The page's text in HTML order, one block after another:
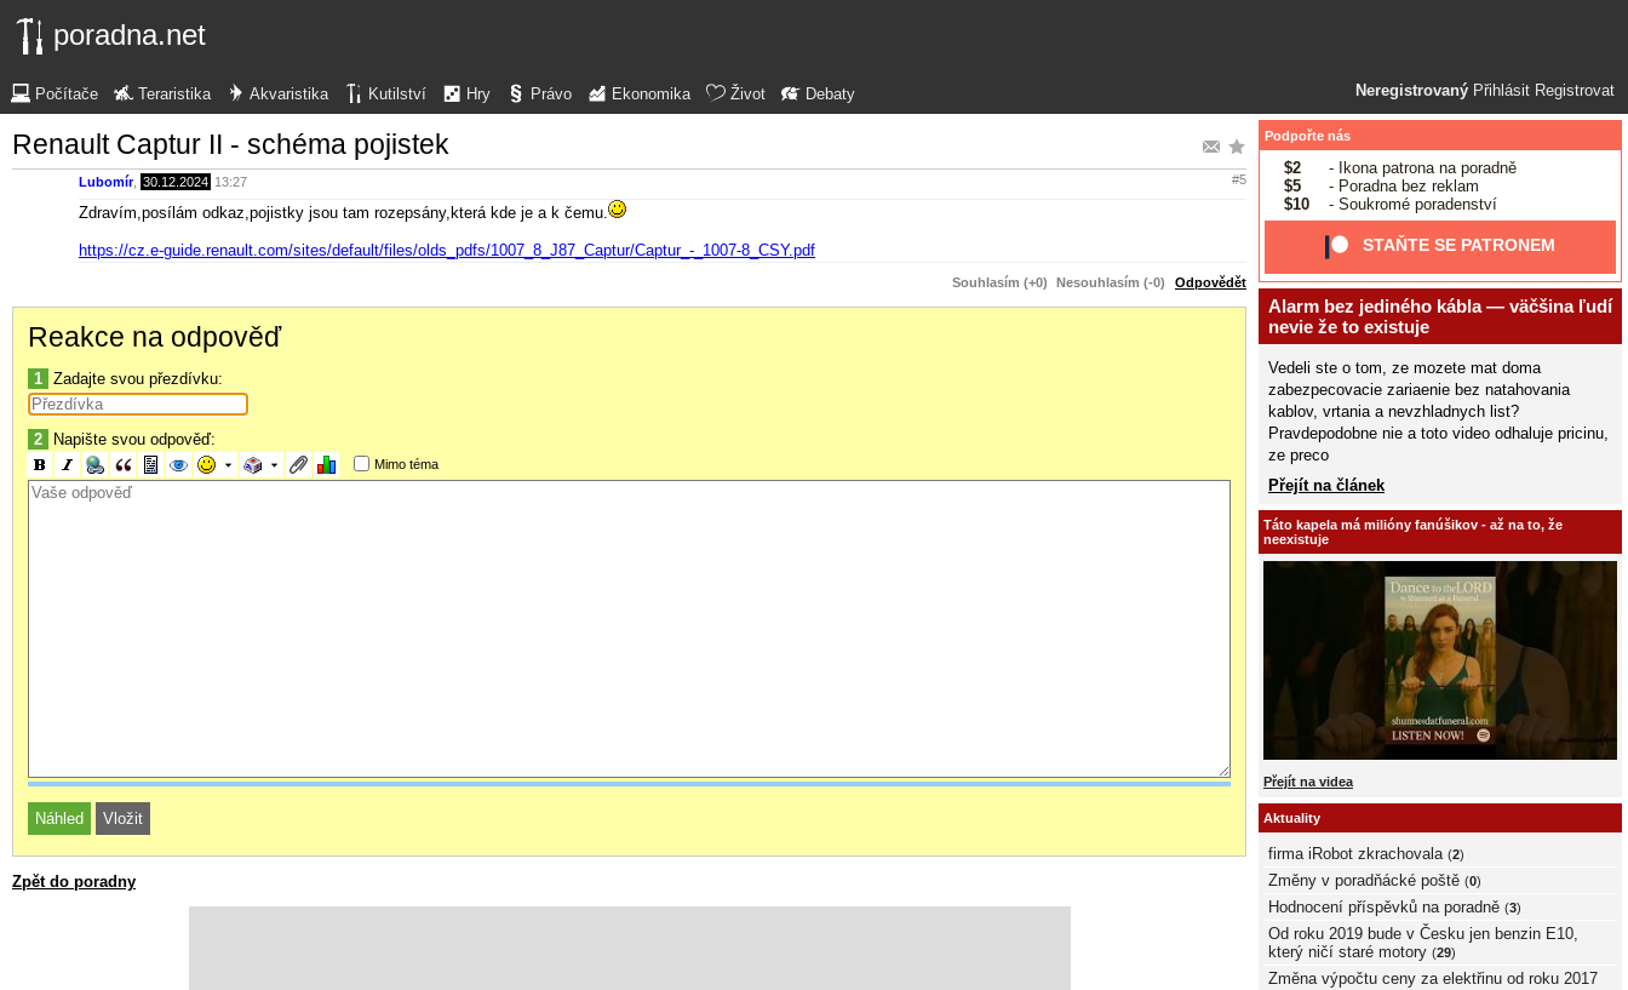
poradna.net
Neregistrovaný Přihlásit Registrovat
Počítače Teraristika Akvaristika Kutilství Hry Právo Ekonomika Život Debaty
Renault Captur II - schéma pojistek
Lubomír, 30.12.2024 13:27 #5
Zdravím,posílám odkaz,pojistky jsou tam rozepsány,která kde je a k čemu.
https://cz.e-guide.renault.com/sites/default/files/olds_pdfs/1007_8_J87_Captur/Captur_-_1007-8_CSY.pdf
Souhlasím (+0) Nesouhlasím (-0) Odpovědět
Reakce na odpověď
1 Zadajte svou přezdívku:
2 Napište svou odpověď:
Mimo téma
Zpět do poradny
Podpořte nás
$2
- Ikona patrona na poradně
$5
- Poradna bez reklam
$10
- Soukromé poradenství
STAŇTE SE PATRONEM
Alarm bez jediného kábla — väčšina ľudí
nevie že to existuje
Vedeli ste o tom, ze mozete mat doma
zabezpecovacie zariaenie bez natahovania
kablov, vrtania a nevzhladnych list?
Pravdepodobne nie a toto video odhaluje pricinu,
ze preco
Přejít na článek
Táto kapela má milióny fanúšikov - až na to, že
neexistuje
Přejít na videa
Aktuality
firma iRobot zkrachovala (2)
Změny v poradňácké poště (0)
Hodnocení příspěvků na poradně (3)
Od roku 2019 bude v Česku jen benzin E10,
který ničí staré motory (29)
Změna výpočtu ceny za elektřinu od roku 2017